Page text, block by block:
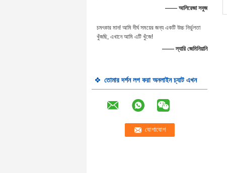
—— আলিরেজা সবুজ
চমৎকার মান! আমি দীর্ঘ সময়ের জন্য একটি উচ্চ নির্ভুলতা
খুঁজছি, এখানে আমি এটি খুঁজে!
—— ল্যারি জেমিনিয়ানি
তোমার দর্শন লগ করা অনলাইন চ্যাট এখন